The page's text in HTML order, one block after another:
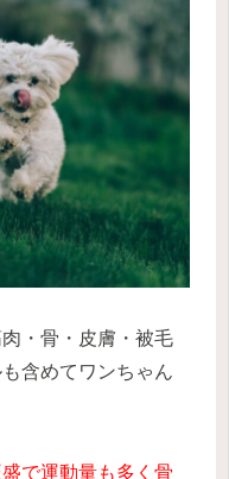
・骨・皮膚・被毛
含めてワンちゃん
で運動量も多く骨